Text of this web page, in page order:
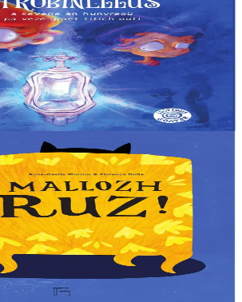
un endroit tranquille pour faire pipi à l’abri
compter sur Leoni, qui l’entraîne à la
est un loup-garou
et sœurs. Tous les mois, Bruna est d’une
s’enferme dans sa chambre. Pour Dino, c’est
en...